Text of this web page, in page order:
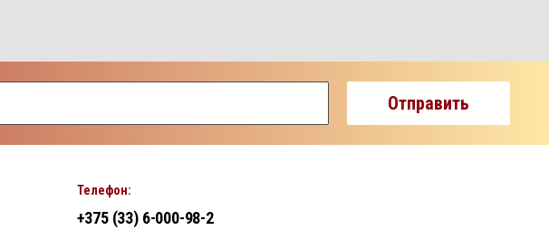
Отправить
Телефон:
+375 (33) 6-000-98-2